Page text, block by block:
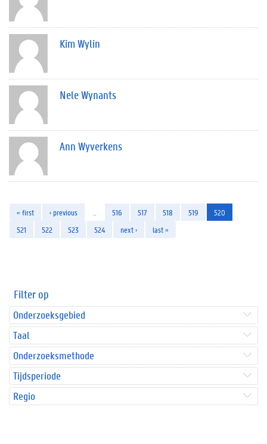
Kim Wylin
Nele Wynants
Ann Wyverkens
« first ‹ previous 516 517 518 519
520
521
522 523 524 next › last »
Filter op
Onderzoeksgebied
Taal
Onderzoeksmethode
Tijdsperiode
Regio